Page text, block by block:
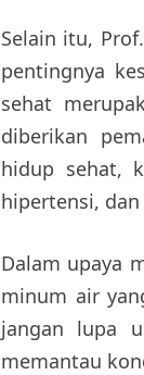
Selain itu,
pentingnya
sehat
diberikan
hidup sehat,
hipertensi,
Dalam upaya
minum air
jangan lupa
memantau